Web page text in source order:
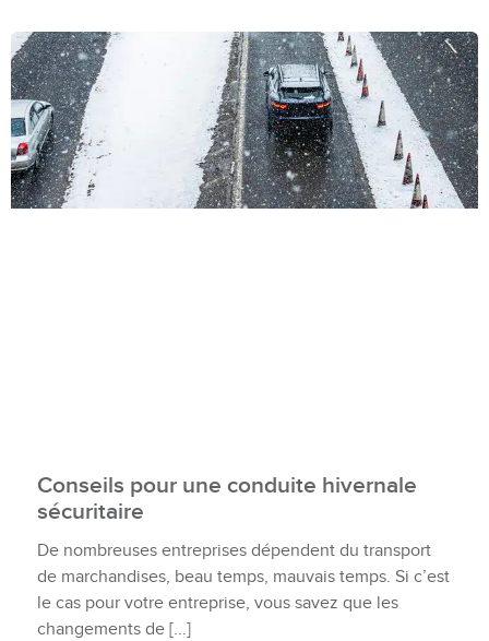
Conseils pour une conduite hivernale
sécuritaire
De nombreuses entreprises dépendent du transport
de marchandises, beau temps, mauvais temps. Si c’est
le cas pour votre entreprise, vous savez que les
changements de